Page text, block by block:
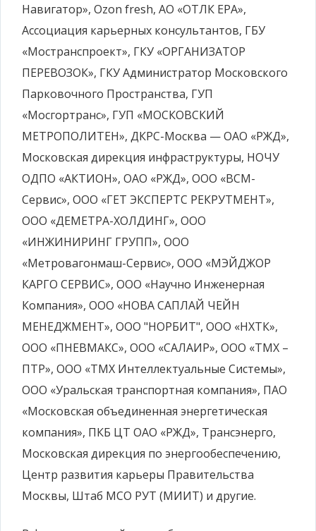
Навигатор», Ozon fresh, АО «ОТЛК ЕРА»,
Ассоциация карьерных консультантов, ГБУ
«Мостранспроект», ГКУ «ОРГАНИЗАТОР
ПЕРЕВОЗОК», ГКУ Администратор Московского
Парковочного Пространства, ГУП
«Мосгортранс», ГУП «МОСКОВСКИЙ
МЕТРОПОЛИТЕН», ДКРС-Москва — ОАО «РЖД»,
Московская дирекция инфраструктуры, НОЧУ
ОДПО «АКТИОН», ОАО «РЖД», ООО «ВСМ-
Сервис», ООО «ГЕТ ЭКСПЕРТС РЕКРУТМЕНТ»,
ООО «ДЕМЕТРА-ХОЛДИНГ», ООО
«ИНЖИНИРИНГ ГРУПП», ООО
«Метровагонмаш-Сервис», ООО «МЭЙДЖОР
КАРГО СЕРВИС», ООО «Научно Инженерная
Компания», ООО «НОВА САПЛАЙ ЧЕЙН
МЕНЕДЖМЕНТ», ООО "НОРБИТ", OOO «НХТК»,
ООО «ПНЕВМАКС», ООО «САЛАИР», ООО «ТМХ –
ПТР», ООО «ТМХ Интеллектуальные Системы»,
OOO «Уральская транспортная компания», ПАО
«Московская объединенная энергетическая
компания», ПКБ ЦТ ОАО «РЖД», Трансэнерго,
Московская дирекция по энергообеспечению,
Центр развития карьеры Правительства
Москвы, Штаб МСО РУТ (МИИТ) и другие.